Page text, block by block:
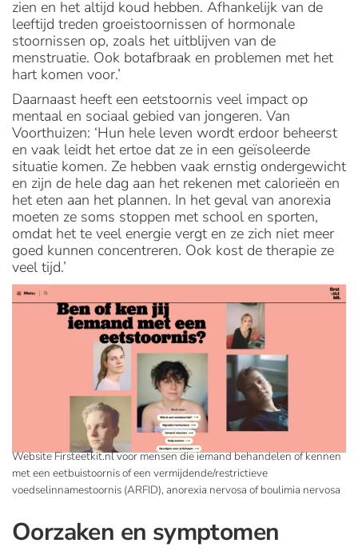
zien en het altijd koud hebben. Afhankelijk van de
leeftijd treden groeistoornissen of hormonale
stoornissen op, zoals het uitblijven van de
menstruatie. Ook botafbraak en problemen met het
hart komen voor.’
Daarnaast heeft een eetstoornis veel impact op
mentaal en sociaal gebied van jongeren. Van
Voorthuizen: ‘Hun hele leven wordt erdoor beheerst
en vaak leidt het ertoe dat ze in een geïsoleerde
situatie komen. Ze hebben vaak ernstig ondergewicht
en zijn de hele dag aan het rekenen met calorieën en
het eten aan het plannen. In het geval van anorexia
moeten ze soms stoppen met school en sporten,
omdat het te veel energie vergt en ze zich niet meer
goed kunnen concentreren. Ook kost de therapie ze
veel tijd.’
Website Firsteetkit.nl voor mensen die iemand behandelen of kennen
met een eetbuistoornis of een vermijdende/restrictieve
voedselinnamestoornis (ARFID), anorexia nervosa of boulimia nervosa
Oorzaken en symptomen